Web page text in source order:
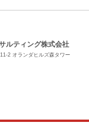
利用の停止・消去・第
録の開示、または個人
の問い合わせにつきま
チ＆コンサルティング
ルティング株式会社
2 オランダヒルズ森タワー